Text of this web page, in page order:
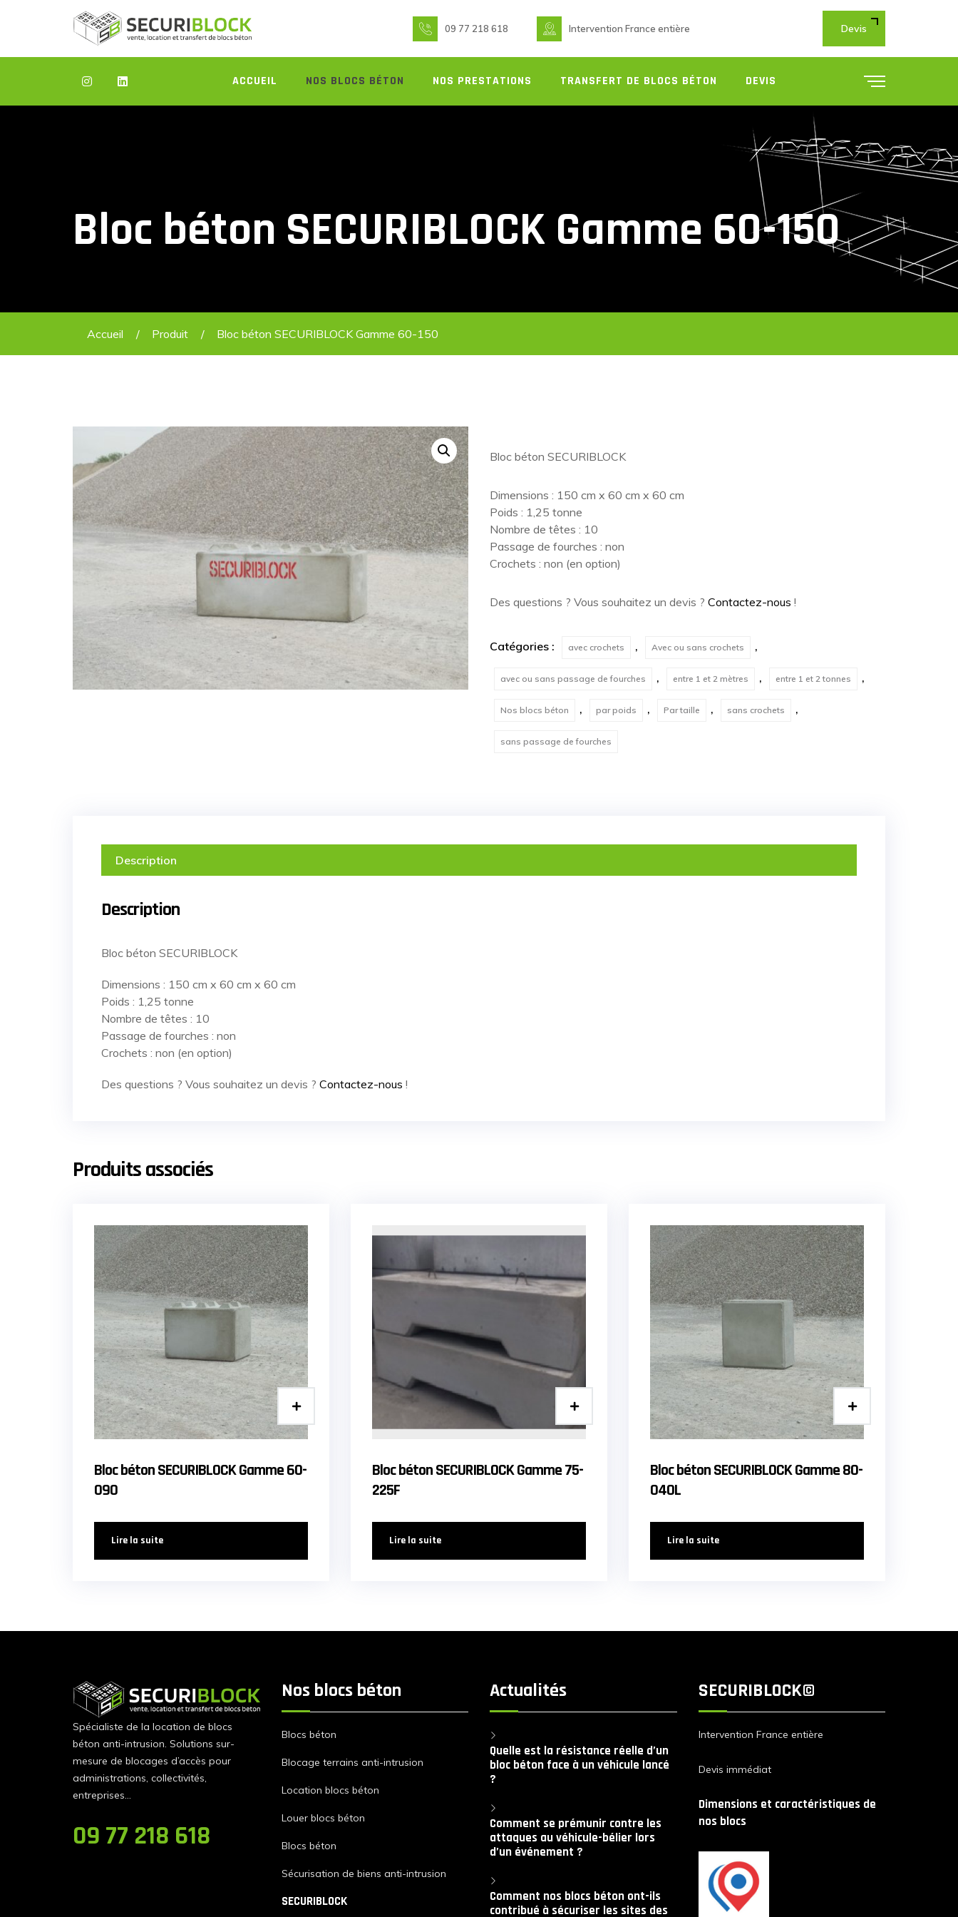
09 77 218 618 Intervention France entière Devis
ACCUEIL NOS BLOCS BÉTON NOS PRESTATIONS TRANSFERT DE BLOCS BÉTON DEVIS
Bloc béton SECURIBLOCK Gamme 60-150
Accueil Produit Bloc béton SECURIBLOCK Gamme 60-150
Bloc béton SECURIBLOCK
Dimensions : 150 cm x 60 cm x 60 cm
Poids : 1,25 tonne
Nombre de têtes : 10
Passage de fourches : non
Crochets : non (en option)
Des questions ? Vous souhaitez un devis ? Contactez-nous !
Catégories : avec crochets , Avec ou sans crochets ,
avec ou sans passage de fourches , entre 1 et 2 mètres , entre 1 et 2 tonnes ,
Nos blocs béton , par poids , Par taille , sans crochets ,
sans passage de fourches
Description
Description
Bloc béton SECURIBLOCK
Dimensions : 150 cm x 60 cm x 60 cm
Poids : 1,25 tonne
Nombre de têtes : 10
Passage de fourches : non
Crochets : non (en option)
Des questions ? Vous souhaitez un devis ? Contactez-nous !
Produits associés
Bloc béton SECURIBLOCK Gamme 60-
090
Lire la suite
Bloc béton SECURIBLOCK Gamme 75-
225F
Lire la suite
Bloc béton SECURIBLOCK Gamme 80-
040L
Lire la suite
Spécialiste de la location de blocs
béton anti-intrusion. Solutions sur-
mesure de blocages d’accès pour
administrations, collectivités,
entreprises…
09 77 218 618
Nos blocs béton
Blocs béton
Blocage terrains anti-intrusion
Location blocs béton
Louer blocs béton
Blocs béton
Sécurisation de biens anti-intrusion
SECURIBLOCK
Actualités
Quelle est la résistance réelle d’un
bloc béton face à un véhicule lancé
?
Comment se prémunir contre les
attaques au véhicule-bélier lors
d’un événement ?
Comment nos blocs béton ont-ils
contribué à sécuriser les sites des
SECURIBLOCK©
Intervention France entière
Devis immédiat
Dimensions et caractéristiques de
nos blocs